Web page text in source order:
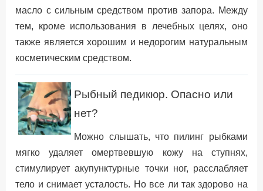
масло с сильным средством против запора. Между
тем, кроме использования в лечебных целях, оно
также является хорошим и недорогим натуральным
косметическим средством.
Рыбный педикюр. Опасно или
нет?
Можно cлышать, что пилинг рыбками
мягко удаляет омертвевшую кожу на ступнях,
стимулирует акупунктурные точки ног, расслабляет
тело и снимает усталость. Но все ли так здорово на